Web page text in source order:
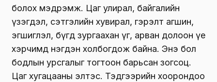
болох мэдрэмж. Цаг улирал, байгалийн
үзэгдэл, сэтгэлийн хувирал, гэрэлт агшин,
эгшиглэл, бүгд зургаахан үг, арван долоон үе
хэрчимд нэгдэн холбогдож байна. Энэ бол
бодлын урсгалыг тогтоон барьсан зогсоц.
Цаг хугацааны элтэс. Тэдгээрийн хоорондоо